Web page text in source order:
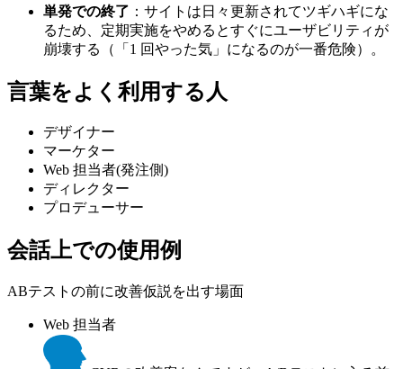
単発での終了 ：サイトは日々更新されてツギハギにな
るため、定期実施をやめるとすぐにユーザビリティが
崩壊する（「1 回やった気」になるのが一番危険）。
言葉をよく利用する人
デザイナー
マーケター
Web 担当者(発注側)
ディレクター
プロデューサー
会話上での使用例
ABテストの前に改善仮説を出す場面
Web 担当者